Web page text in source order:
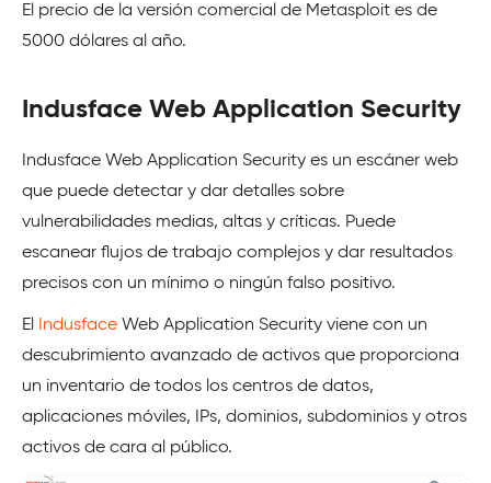
El precio de la versión comercial de Metasploit es de
5000 dólares al año.
Indusface Web Application Security
Indusface Web Application Security es un escáner web
que puede detectar y dar detalles sobre
vulnerabilidades medias, altas y críticas. Puede
escanear flujos de trabajo complejos y dar resultados
precisos con un mínimo o ningún falso positivo.
El Indusface Web Application Security viene con un
descubrimiento avanzado de activos que proporciona
un inventario de todos los centros de datos,
aplicaciones móviles, IPs, dominios, subdominios y otros
activos de cara al público.